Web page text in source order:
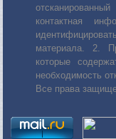
контактная
материала. 2.
которые
необходимость
Все права